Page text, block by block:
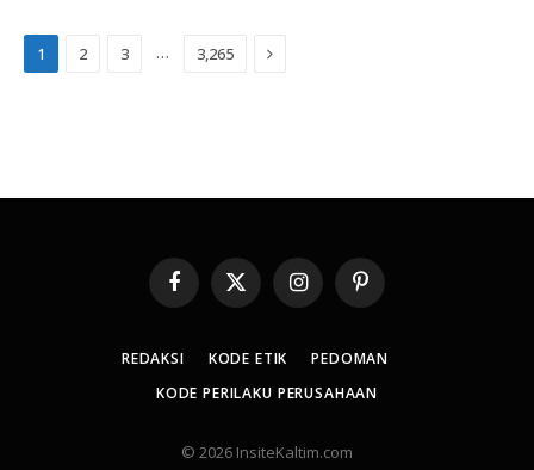
1 2 3 … 3,265 Next
Facebook
X
(Twitter)
InstagramPinterest
REDAKSI KODE ETIK
PEDOMAN
KODE PERILAKU PERUSAHAAN
© 2026 InsiteKaltim.com